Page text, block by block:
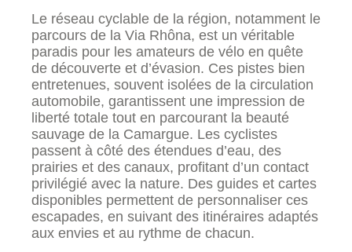
Le réseau cyclable de la région, notamment le
parcours de la Via Rhôna, est un véritable
paradis pour les amateurs de vélo en quête
de découverte et d’évasion. Ces pistes bien
entretenues, souvent isolées de la circulation
automobile, garantissent une impression de
liberté totale tout en parcourant la beauté
sauvage de la Camargue. Les cyclistes
passent à côté des étendues d’eau, des
prairies et des canaux, profitant d’un contact
privilégié avec la nature. Des guides et cartes
disponibles permettent de personnaliser ces
escapades, en suivant des itinéraires adaptés
aux envies et au rythme de chacun.